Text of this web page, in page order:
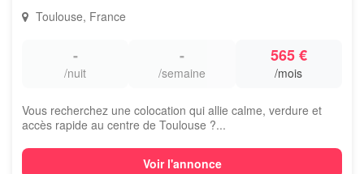
Toulouse, France
-
/nuit
-
/semaine
565 €
/mois
Vous recherchez une colocation qui allie calme, verdure et
accès rapide au centre de Toulouse ?...
Voir l'annonce